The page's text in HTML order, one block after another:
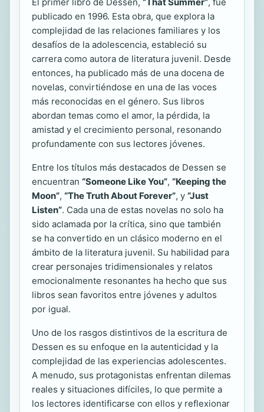
publicado en 1996. Esta obra, que explora la
complejidad de las relaciones familiares y los
desafíos de la adolescencia, estableció su
carrera como autora de literatura juvenil. Desde
entonces, ha publicado más de una docena de
novelas, convirtiéndose en una de las voces
más reconocidas en el género. Sus libros
abordan temas como el amor, la pérdida, la
amistad y el crecimiento personal, resonando
profundamente con sus lectores jóvenes.
Entre los títulos más destacados de Dessen se
encuentran “Someone Like You”, “Keeping the
Moon”, “The Truth About Forever”, y “Just
Listen”. Cada una de estas novelas no solo ha
sido aclamada por la crítica, sino que también
se ha convertido en un clásico moderno en el
ámbito de la literatura juvenil. Su habilidad para
crear personajes tridimensionales y relatos
emocionalmente resonantes ha hecho que sus
libros sean favoritos entre jóvenes y adultos
por igual.
Uno de los rasgos distintivos de la escritura de
Dessen es su enfoque en la autenticidad y la
complejidad de las experiencias adolescentes.
A menudo, sus protagonistas enfrentan dilemas
reales y situaciones difíciles, lo que permite a
los lectores identificarse con ellos y reflexionar